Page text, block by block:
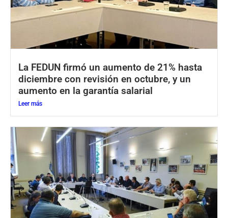
La FEDUN firmó un aumento de 21% hasta
diciembre con revisión en octubre, y un
aumento en la garantía salarial
Leer más